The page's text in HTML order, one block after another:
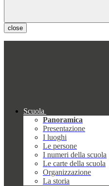
close
Scuola
Panoramica
Presentazione
I luoghi
Le persone
I numeri della scuola
Le carte della scuola
Organizzazione
La storia